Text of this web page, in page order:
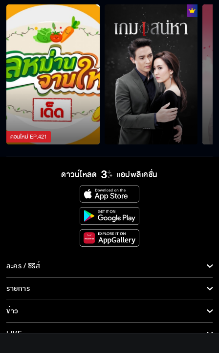
ตอนใหม่EP.421
ดาวน์โหลด แอปพลิเคชั่น
ละคร / ซีรีส์
ละคร/ซีรีส์
ซีรีส์นานาชาติ
การ์ตูน & เกม
รายการ
รายการทั้งหมด
ข่าว
ข่าวทั้งหมด
LIVE